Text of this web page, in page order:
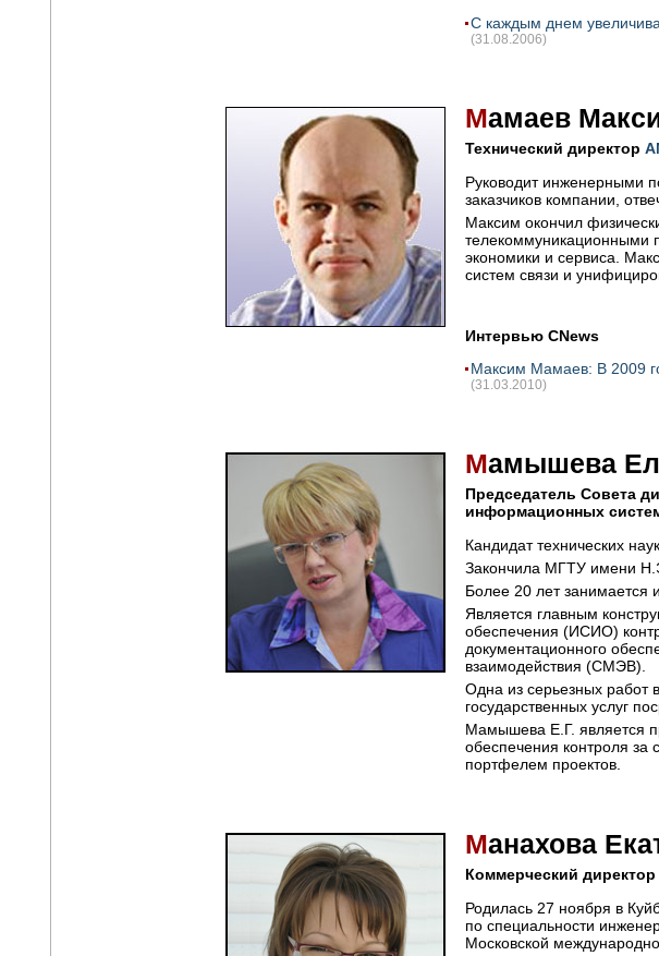
C каждым днем
(31.08.2006)
Мамаев
Технический директор
Руководит инженерными
заказчиков компании,
Максим окончил
телекоммуникационными
экономики и сервиса.
систем связи и
Интервью CNews
Максим Мамаев: В 2009
(31.03.2010)
Мамышева
Председатель Совета
информационных
Кандидат технических наук
Закончила МГТУ имени
Более 20 лет занимается
Является главным
обеспечения (ИСИО)
документационного
взаимодействия (СМЭВ).
Одна из серьезных работ
государственных услуг
Мамышева Е.Г. является
обеспечения контроля за
портфелем проектов.
Манахова
Коммерческий
Родилась 27 ноября в
по специальности
Московской